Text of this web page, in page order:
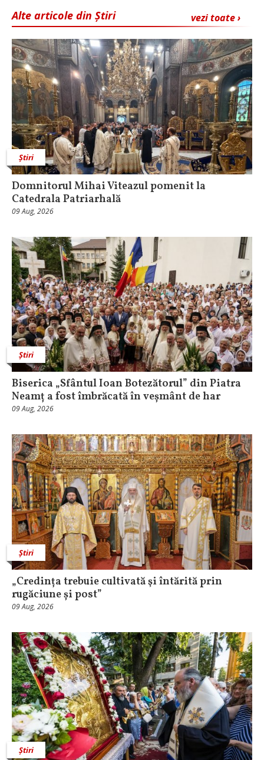
vezi toate ›
Alte articole din Știri
Știri
Domnitorul Mihai Viteazul pomenit la
Catedrala Patriarhală
09 Aug, 2026
Știri
Biserica „Sfântul Ioan Botezătorul” din Piatra
Neamț a fost îmbrăcată în veșmânt de har
09 Aug, 2026
Știri
„Credința trebuie cultivată şi întărită prin
rugăciune și post”
09 Aug, 2026
Știri